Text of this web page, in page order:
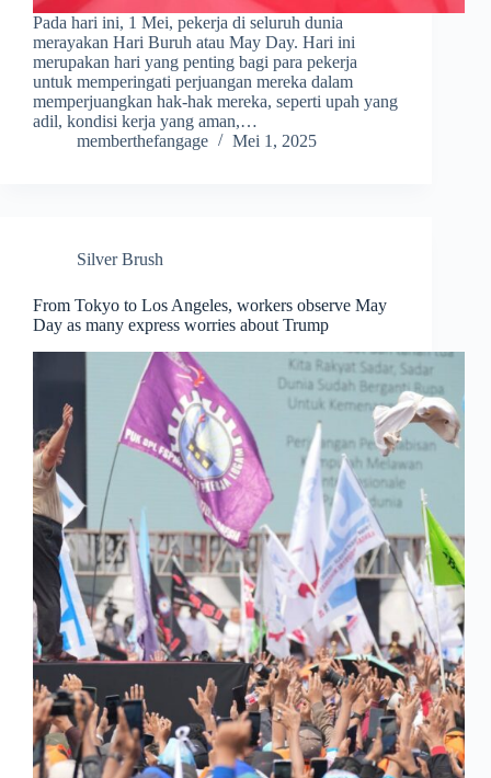
Pada hari ini, 1 Mei, pekerja di seluruh dunia
merayakan Hari Buruh atau May Day. Hari ini
merupakan hari yang penting bagi para pekerja
untuk memperingati perjuangan mereka dalam
memperjuangkan hak-hak mereka, seperti upah yang
adil, kondisi kerja yang aman,…
memberthefangage
Mei 1, 2025
Silver Brush
From Tokyo to Los Angeles, workers observe May
Day as many express worries about Trump